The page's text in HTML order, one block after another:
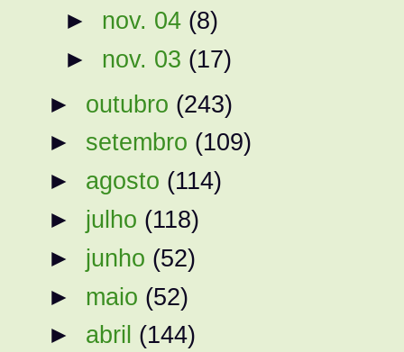
► nov. 04 (8)
► nov. 03 (17)
► outubro (243)
► setembro (109)
► agosto (114)
► julho (118)
► junho (52)
► maio (52)
► abril (144)